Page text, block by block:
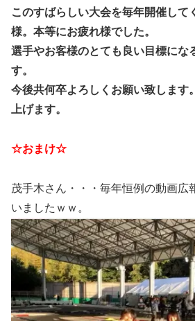
このすばらしい大会を毎年開催して
様。本等にお疲れ様でした。
選手やお客様のとても良い目標にな
す。
今後共何卒よろしくお願い致します
上げます。
☆おまけ☆
茂手木さん・・・毎年恒例の動画広
いましたｗｗ。